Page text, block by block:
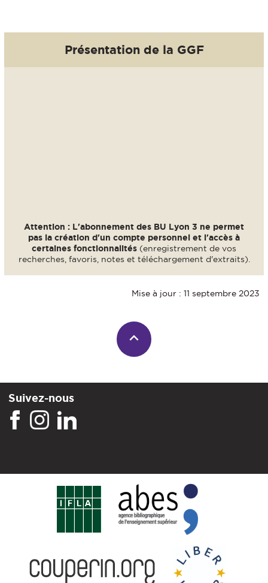
Présentation de la GGF
Attention : L'abonnement des BU Lyon 3 ne permet
pas la création d'un compte personnel et l'accès à
certaines fonctionnalités (enregistrement de vos
recherches, favoris, notes et téléchargement d'extraits).
Mise à jour : 11 septembre 2023
Suivez-nous